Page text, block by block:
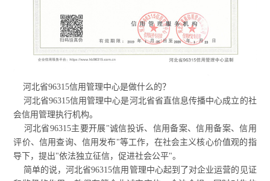
河北省96315信用管理中心是做什么的？
河北省96315信用管理中心是河北省省直信息传播中心成立的社
会信用管理执行机构。
河北省96315主要开展"诚信投诉、信用备案、信用备案、信用
评价、信用查询、信用发布"等工作，在社会主义核心价值观的指
导下，提出"依法独立征信，促进社会公平"。
简单的说，河北省96315信用管理中心起到了对企业运营的见证